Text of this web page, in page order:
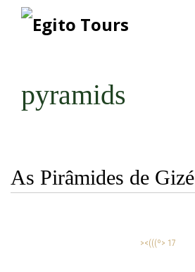
pyramids
As Pirâmides de Gizé
><(((º> 17